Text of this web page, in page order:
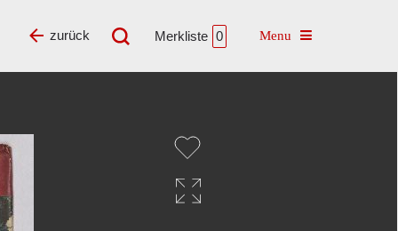
Merkliste 0 Toggle navigation
zurück